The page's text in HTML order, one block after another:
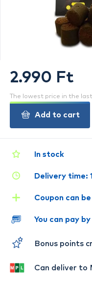
In stock
Delivery time:
Coupon can
You can pay
Bonus points
Can deliver to
2.990 Ft
The lowest price in the
Add to cart